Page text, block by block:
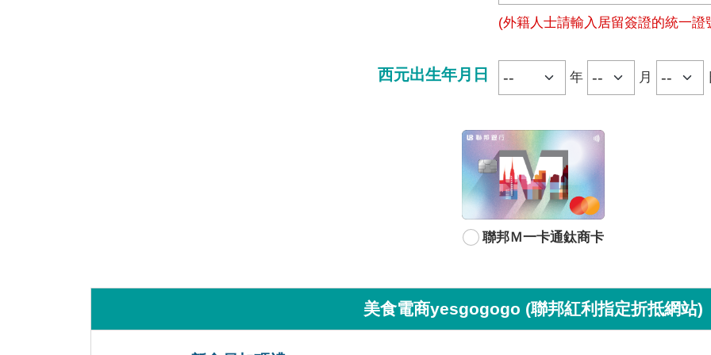
(外籍人士請輸入居留簽證的統一證
西元出生年月日 年 月
聯邦Ｍ一卡通鈦商卡
美食電商yesgogogo (聯邦紅利指定折抵網站)